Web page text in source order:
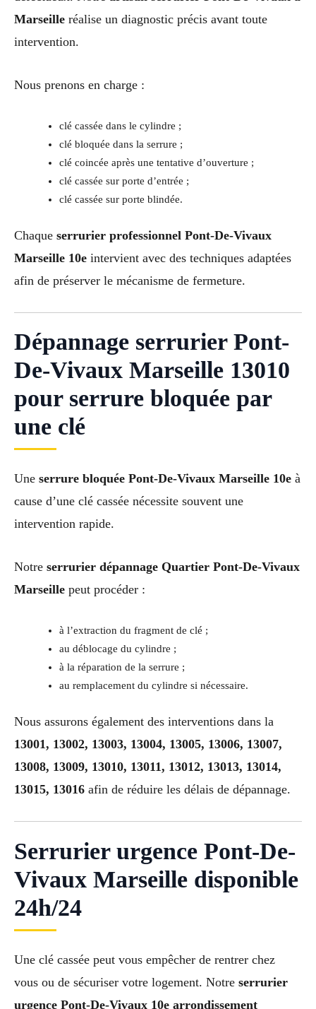
Marseille réalise un diagnostic précis avant toute
intervention.
Nous prenons en charge :
clé cassée dans le cylindre ;
clé bloquée dans la serrure ;
clé coincée après une tentative d’ouverture ;
clé cassée sur porte d’entrée ;
clé cassée sur porte blindée.
Chaque serrurier professionnel Pont-De-Vivaux
Marseille 10e intervient avec des techniques adaptées
afin de préserver le mécanisme de fermeture.
Dépannage serrurier Pont-
De-Vivaux Marseille 13010
pour serrure bloquée par
une clé
Une serrure bloquée Pont-De-Vivaux Marseille 10e à
cause d’une clé cassée nécessite souvent une
intervention rapide.
Notre serrurier dépannage Quartier Pont-De-Vivaux
Marseille peut procéder :
à l’extraction du fragment de clé ;
au déblocage du cylindre ;
à la réparation de la serrure ;
au remplacement du cylindre si nécessaire.
Nous assurons également des interventions dans la
13001, 13002, 13003, 13004, 13005, 13006, 13007,
13008, 13009, 13010, 13011, 13012, 13013, 13014,
13015, 13016 afin de réduire les délais de dépannage.
Serrurier urgence Pont-De-
Vivaux Marseille disponible
24h/24
Une clé cassée peut vous empêcher de rentrer chez
vous ou de sécuriser votre logement. Notre serrurier
urgence Pont-De-Vivaux 10e arrondissement